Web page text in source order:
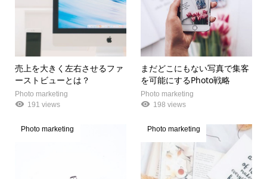
売上を大きく左右させるファ
ーストビューとは？
Photo marketing
191 views
まだどこにもない写真で集客
を可能にするPhoto戦略
Photo marketing
198 views
Photo marketing Photo marketing